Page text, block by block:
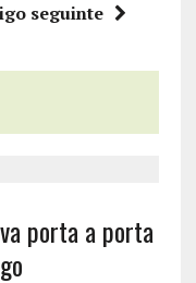
seguinte
porta a porta